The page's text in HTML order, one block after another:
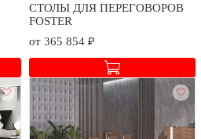
СТОЛЫ ДЛЯ ПЕРЕГОВОРОВ
FOSTER
от 365 854 ₽